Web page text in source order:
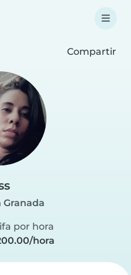
Compartir
Granada
por hora
hora